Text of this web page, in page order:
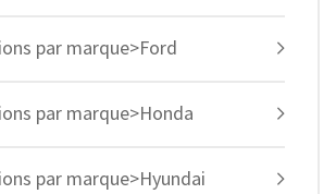
par marque>Ford
par marque>Honda
par marque>Hyundai